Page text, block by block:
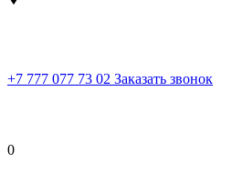
+7 777 077 73 02 Заказать звонок
0